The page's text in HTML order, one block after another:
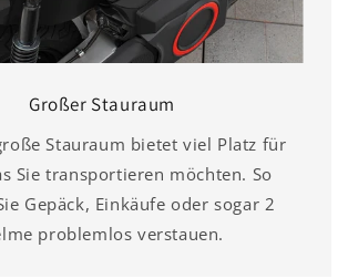
Großer Stauraum
Stauraum bietet viel Platz für
Sie transportieren möchten. So
Gepäck, Einkäufe oder sogar 2
problemlos verstauen.